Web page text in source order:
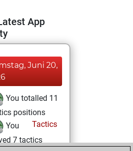
App
Juni 20,
You totalled 11
positions
Tactics
You
7 tactics